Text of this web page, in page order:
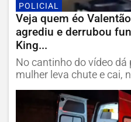
POLICIAL
Veja quem éo
agrediu e derrubou
King...
No cantinho do vídeo dá
mulher leva chute e cai,